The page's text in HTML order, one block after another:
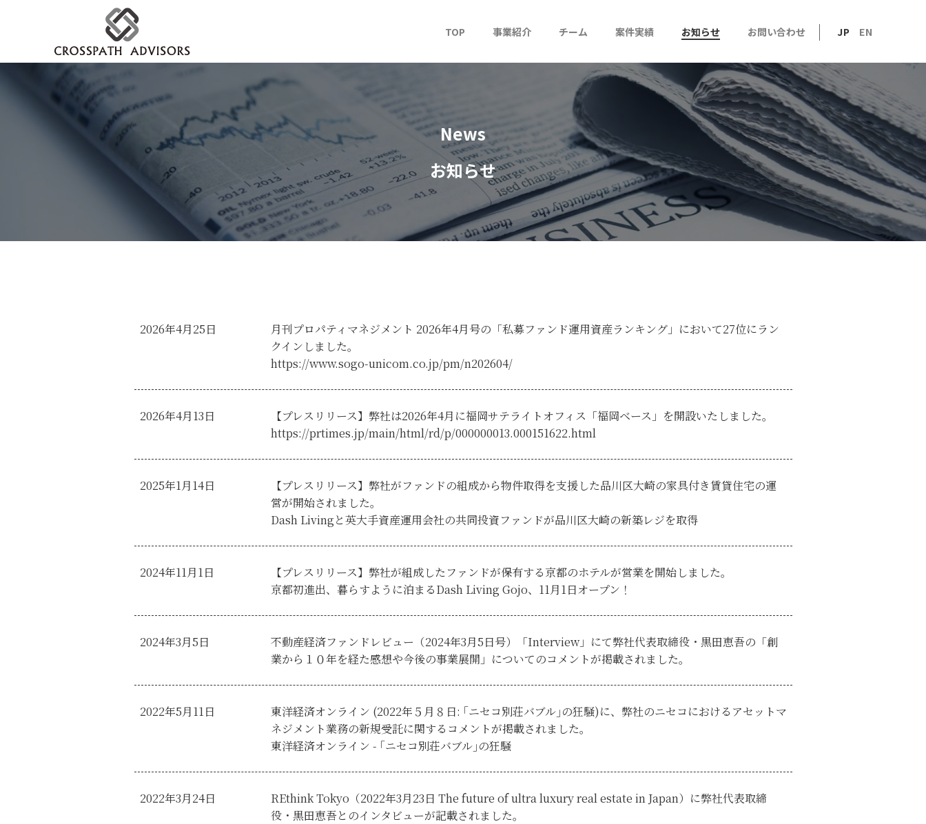
TOP 事業紹介 チーム 案件実績 お知らせ お問い合わせ JP EN
News
お知らせ
2026年4月25日
月刊プロパティマネジメント 2026年4月号の「私募ファンド運用資産ランキング」において27位にラン
クインしました。
https://www.sogo-unicom.co.jp/pm/n202604/
2026年4月13日
【プレスリリース】弊社は2026年4月に福岡サテライトオフィス「福岡ベース」を開設いたしました。
https://prtimes.jp/main/html/rd/p/000000013.000151622.html
2025年1月14日
【プレスリリース】弊社がファンドの組成から物件取得を支援した品川区大崎の家具付き賃貸住宅の運
営が開始されました。
Dash Livingと英大手資産運用会社の共同投資ファンドが品川区大崎の新築レジを取得
2024年11月1日
【プレスリリース】弊社が組成したファンドが保有する京都のホテルが営業を開始しました。
京都初進出、暮らすように泊まるDash Living Gojo、11月1日オープン！
2024年3月5日
不動産経済ファンドレビュー（2024年3月5日号）「Interview」にて弊社代表取締役・黒田恵吾の「創
業から１０年を経た感想や今後の事業展開」についてのコメントが掲載されました。
2022年5月11日
東洋経済オンライン (2022年５月８日: ｢ニセコ別荘バブル｣の狂騒)に、弊社のニセコにおけるアセットマ
ネジメント業務の新規受託に関するコメントが掲載されました。
東洋経済オンライン - ｢ニセコ別荘バブル｣の狂騒
2022年3月24日
REthink Tokyo（2022年3月23日 The future of ultra luxury real estate in Japan）に弊社代表取締
役・黒田恵吾とのインタビューが記載されました。